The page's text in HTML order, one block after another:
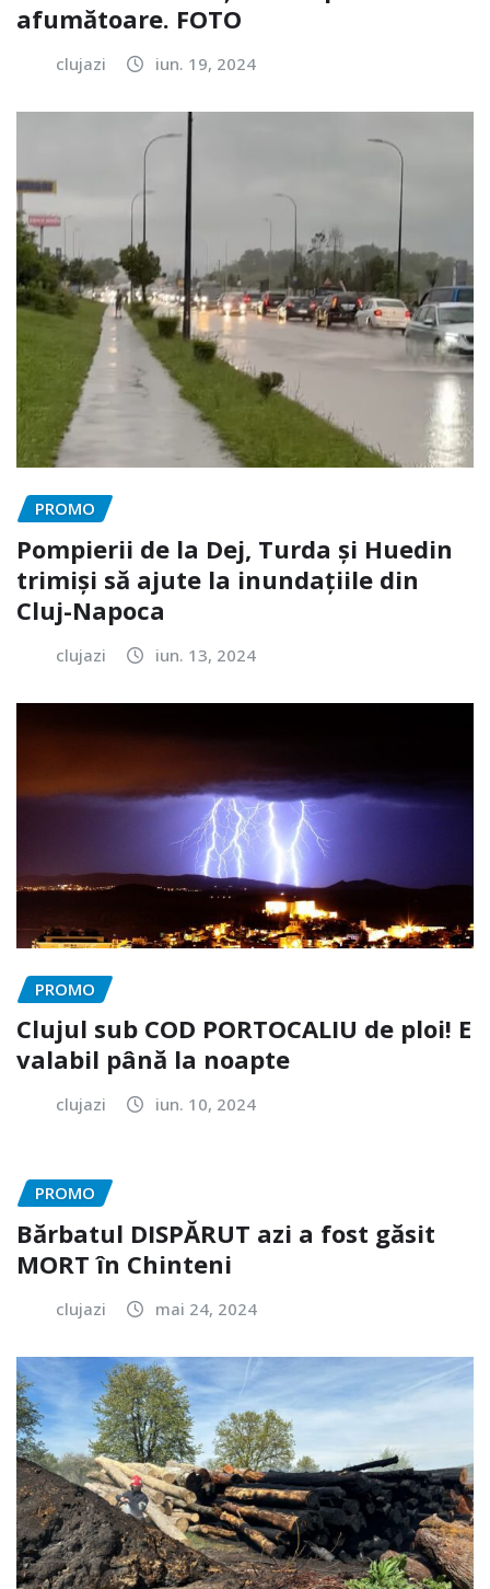
afumătoare. FOTO
clujazi iun. 19, 2024
PROMO
Pompierii de la Dej, Turda și Huedin
trimiși să ajute la inundațiile din
Cluj-Napoca
clujazi iun. 13, 2024
PROMO
Clujul sub COD PORTOCALIU de ploi! E
valabil până la noapte
clujazi iun. 10, 2024
PROMO
Bărbatul DISPĂRUT azi a fost găsit
MORT în Chinteni
clujazi mai 24, 2024